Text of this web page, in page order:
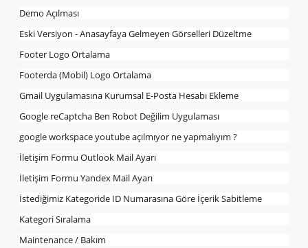
Demo Açılması
Eski Versiyon - Anasayfaya Gelmeyen Görselleri Düzeltme
Footer Logo Ortalama
Footerda (Mobil) Logo Ortalama
Gmail Uygulamasına Kurumsal E-Posta Hesabı Ekleme
Google reCaptcha Ben Robot Değilim Uygulaması
google workspace youtube açılmıyor ne yapmalıyım ?
İletişim Formu Outlook Mail Ayarı
İletişim Formu Yandex Mail Ayarı
İstediğimiz Kategoride ID Numarasına Göre İçerik Sabitleme
Kategori Sıralama
Maintenance / Bakım